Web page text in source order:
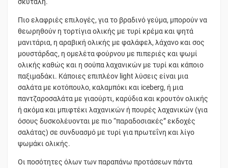
Πιο ελαφριές επιλογές, για το βραδινό γεύμα, μπορούν να
θεωρηθούν η τορτίγια ολικής με τυρί κρέμα και ψητά
μανιτάρια, η αραβική ολικής με φαλάφελ, λάχανο και σος
μουστάρδας, η ομελέτα φούρνου με πιπεριές και ψωμί
ολικής καθώς και η σούπα λαχανικών με τυρί και κάποιο
παξιμαδάκι. Κάποιες επιπλέον light λύσεις είναι μια
σαλάτα με κοτόπουλο, καλαμπόκι και iceberg, ή μια
παντζαροσαλάτα με γιαούρτι, καρύδια και κρουτόν ολικής
ή ακόμα και μπιφτέκι λαχανικών ή πουρές λαχανικών (για
όσους δυσκολέυονται με πιο “παραδοσιακές” εκδοχές
σαλάτας) σε συνδυασμό με τυρί για πρωτεΐνη και λίγο
ψωμάκι ολικής.
Οι ποσότητες όλων των παραπάνω προτάσεων πάντα